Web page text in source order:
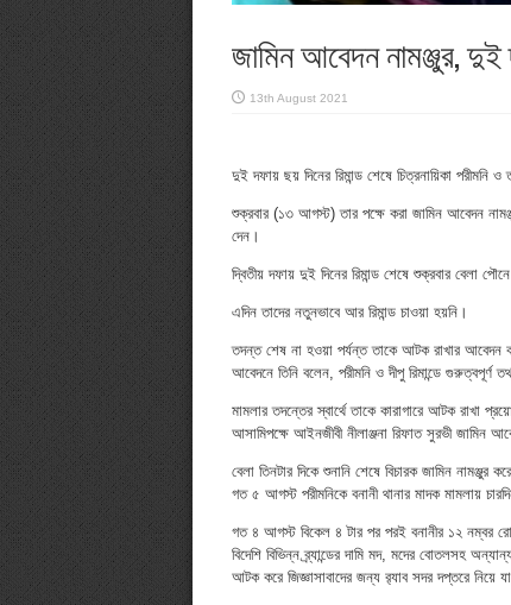
জামিন আবেদন নামঞ্জুর, দুই
13th August 2021
দুই দফায় ছয় দিনের রিমান্ড শেষে চিত্রনায়িকা
শুক্রবার (১৩ আগস্ট) তার পক্ষে করা জামিন আবেদন
দেন।
দ্বিতীয় দফায় দুই দিনের রিমান্ড শেষে শুক্রবার বেলা
এদিন তাদের নতুনভাবে আর রিমান্ড চাওয়া হয়নি।
তদন্ত শেষ না হওয়া পর্যন্ত তাকে আটক রাখার আবেদন
আবেদনে তিনি বলেন, পরীমনি ও দীপু রিমান্ডে গুরুত্বপূর্ণ
মামলার তদন্তের স্বার্থে তাকে কারাগারে আটক রাখা
আসামিপক্ষে আইনজীবী নীলাঞ্জনা রিফাত সুরভী জামিন
বেলা তিনটার দিকে শুনানি শেষে বিচারক জামিন নামঞ্জুর
গত ৫ আগস্ট পরীমনিকে বনানী থানার মাদক মামলায়
গত ৪ আগস্ট বিকেল ৪ টার পর পরই বনানীর ১২ নম্বর
বিদেশি বিভিন্ন ব্র্যান্ডের দামি মদ, মদের বোতলসহ
আটক করে জিজ্ঞাসাবাদের জন্য র‌্যাব সদর দপ্তরে নিয়ে